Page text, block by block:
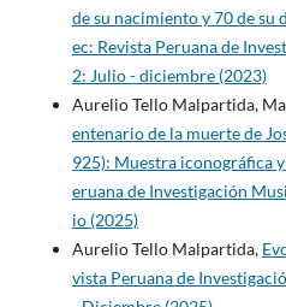
de su nacimiento y 70 de su
ec: Revista Peruana de
2: Julio - diciembre (2023)
Aurelio Tello Malpartida,
entenario de la muerte de
925): Muestra iconográfica
eruana de Investigación
io (2025)
Aurelio Tello Malpartida,
vista Peruana de